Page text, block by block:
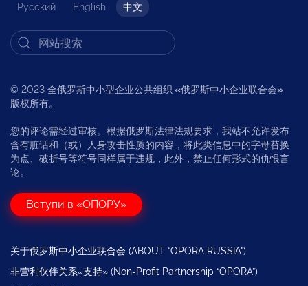
Русский English 中文
© 2023 全俄罗斯中小型企业公共组织 «俄罗斯中小企业联合会»
版权所有。
您的评论需经过审核。根据俄罗斯法律法规要求，我站不允许发布
含有脏话和（或）人身攻击性质的内容，将此类信息中的字母替换
为点、破折号等符号同样属于违规，此外，禁止任何形式的仇恨言
论。
Вступи в «ОПОРУ»
关于俄罗斯中小企业联合会 (ABOUT “OPORA RUSSIA”)
非营利伙伴关系«支持» (Non-Profit Partnership “OPORA”)